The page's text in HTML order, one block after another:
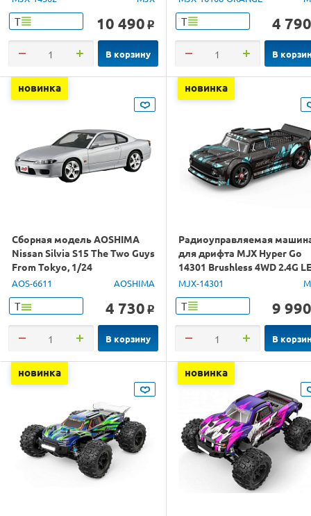
Т 10 490 o
В корзину
Т 4 790
В
новинка
Сборная модель AOSHIMA
Nissan Silvia S15 The Two Guys
From Tokyo, 1/24
AOS-6611 AOSHIMA
Т 4 730 o
В корзину
новинка
Радиоуправляемая
для дрифта MJX Hyper Go
14301 Brushless 4WD 2.4G
1/14 RTR
MJX-14301
Т 9 990
В
новинка новинка